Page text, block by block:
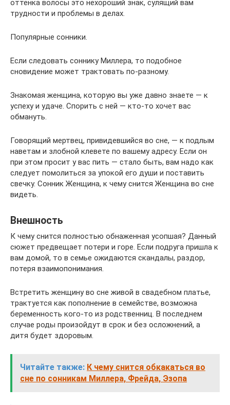
оттенка волосы это нехороший знак, сулящий вам
трудности и проблемы в делах.
Популярные сонники.
Если следовать соннику Миллера, то подобное
сновидение может трактовать по-разному.
Знакомая женщина, которую вы уже давно знаете — к
успеху и удаче. Спорить с ней — кто-то хочет вас
обмануть.
Говорящий мертвец, привидевшийся во сне, — к подлым
наветам и злобной клевете по вашему адресу. Если он
при этом просит у вас пить — стало быть, вам надо как
следует помолиться за упокой его души и поставить
свечку. Сонник Женщина, к чему снится Женщина во сне
видеть.
Внешность
К чему снится полностью обнаженная усопшая? Данный
сюжет предвещает потери и горе. Если подруга пришла к
вам домой, то в семье ожидаются скандалы, раздор,
потеря взаимопонимания.
Встретить женщину во сне живой в свадебном платье,
трактуется как пополнение в семействе, возможна
беременность кого-то из родственниц. В последнем
случае роды произойдут в срок и без осложнений, а
дитя будет здоровым.
Читайте также: К чему снится обкакаться во
сне по сонникам Миллера, Фрейда, Эзопа